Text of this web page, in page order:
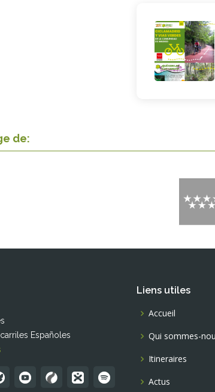
de:
Españoles
Liens utiles
Accueil
Qui sommes-
Itineraires
Actus